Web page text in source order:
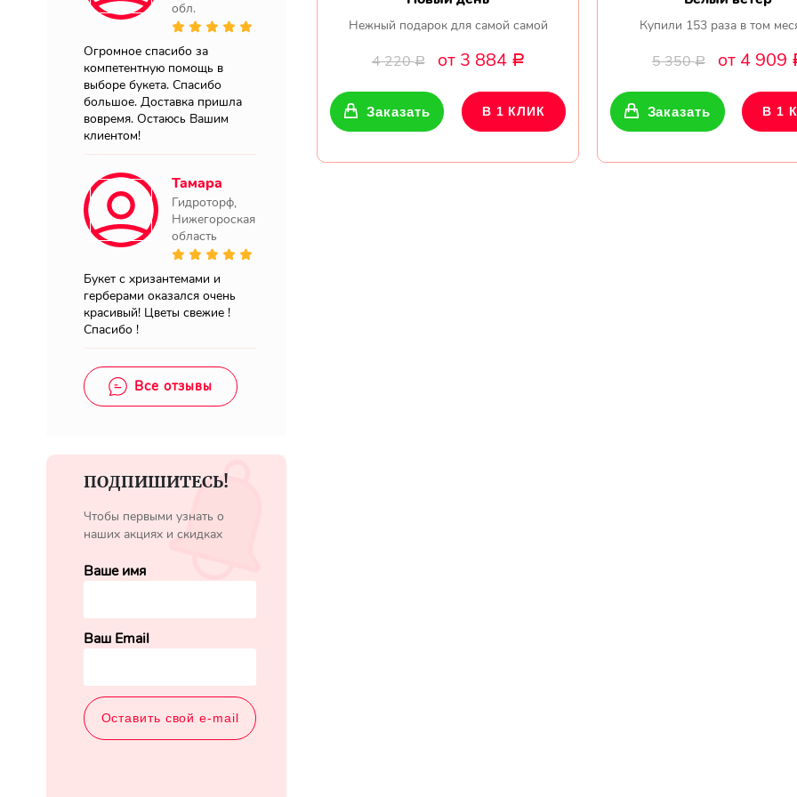
обл.
Огромное спасибо за
компетентную помощь в
выборе букета. Спасибо
большое. Доставка пришла
вовремя. Остаюсь Вашим
клиентом!
Тамара
Гидроторф,
Нижегороская
область
Букет с хризантемами и
герберами оказался очень
красивый! Цветы свежие !
Спасибо !
Все отзывы
ПОДПИШИТЕСЬ!
Чтобы первыми узнать о
наших акциях и скидках
Ваше имя
Ваш Email
Нежный подарок для самой самой
4 220Р от 3 884 Р
Заказать В 1 КЛИК
Купили 153 раза в том
5 350Р от 4 909
Заказать В 1